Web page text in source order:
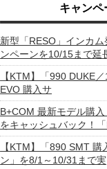
キャンペ
新型「RESO」インカ
ンペーンを10/15まで延
【KTM】「990 DUKE
EVO 購入サ
B+COM 最新モデル購
をキャッシュバック！
【KTM】「890 SMT
ン」を8/1～10/31まで実